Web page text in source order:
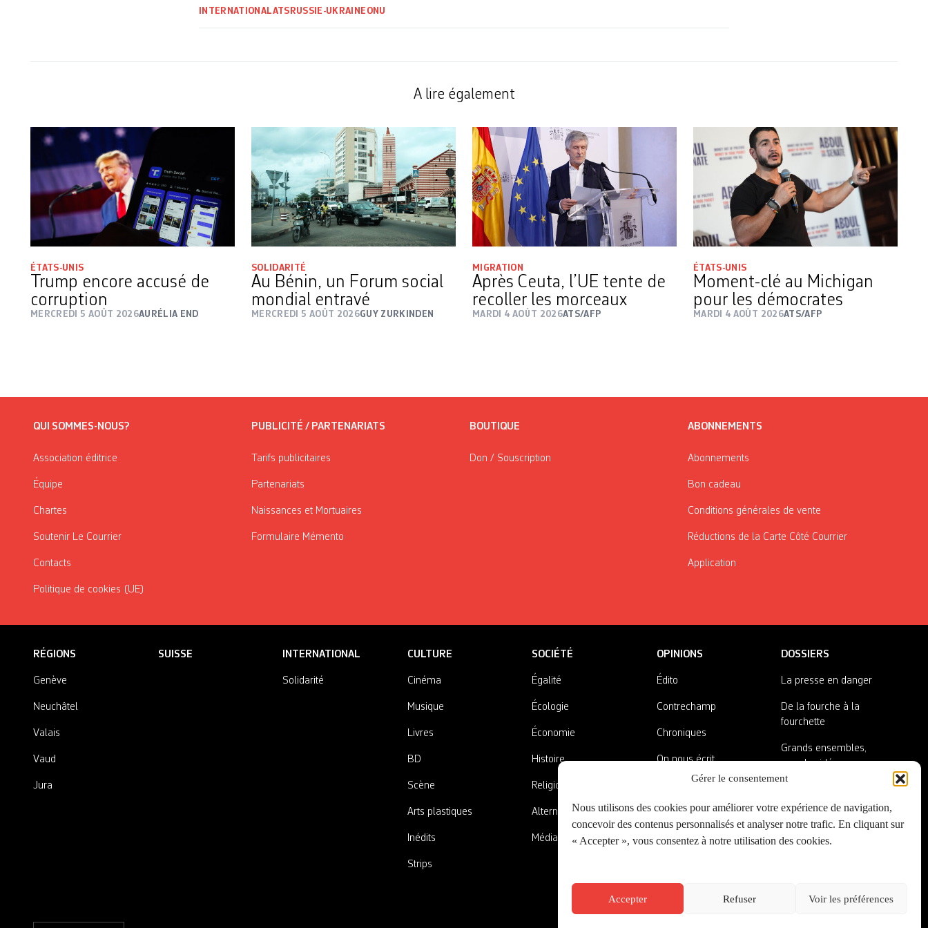
Gérer le consentement
Nous utilisons des cookies pour améliorer votre expérience de navigation,
concevoir des contenus personnalisés et analyser notre trafic. En cliquant sur
« Accepter », vous consentez à notre utilisation des cookies.
Accepter Refuser Voir les préférences
INTERNATIONALATS RUSSIE-UKRAINE ONU
A lire également
ÉTATS-UNIS
Trump encore accusé de
corruption
MERCREDI 5 AOÛT 2026AURÉLIA END
SOLIDARITÉ
Au Bénin, un Forum social
mondial entravé
MERCREDI 5 AOÛT 2026GUY ZURKINDEN
MIGRATION
Après Ceuta, l’UE tente de
recoller les morceaux
MARDI 4 AOÛT 2026ATS/AFP
ÉTATS-UNIS
Moment-clé au Michigan
pour les démocrates
MARDI 4 AOÛT 2026ATS/AFP
QUI SOMMES-NOUS?
Association éditrice
Équipe
Chartes
Soutenir Le Courrier
Contacts
Politique de cookies (UE)
PUBLICITÉ / PARTENARIATS
Tarifs publicitaires
Partenariats
Naissances et Mortuaires
Formulaire Mémento
BOUTIQUE
Don / Souscription
ABONNEMENTS
Abonnements
Bon cadeau
Conditions générales de vente
Réductions de la Carte Côté Courrier
Application
RÉGIONS
Genève
Neuchâtel
Valais
Vaud
Jura
SUISSE INTERNATIONAL
Solidarité
CULTURE
Cinéma
Musique
Livres
BD
Scène
Arts plastiques
Inédits
Strips
SOCIÉTÉ
Égalité
Écologie
Économie
Histoire
Religions
Alternatives
Médias
OPINIONS
Édito
Contrechamp
Chroniques
On nous écrit
Nos invité·es
A côté de la plaque
DOSSIERS
La presse en danger
De la fourche à la
fourchette
Grands ensembles,
grandes idées